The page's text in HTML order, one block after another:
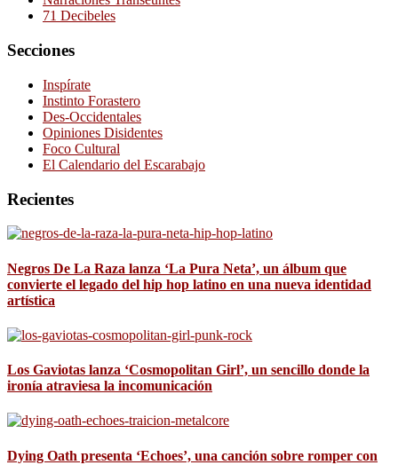
71 Decibeles
Secciones
Inspírate
Instinto Forastero
Des-Occidentales
Opiniones Disidentes
Foco Cultural
El Calendario del Escarabajo
Recientes
Negros De La Raza lanza ‘La Pura Neta’, un álbum que
convierte el legado del hip hop latino en una nueva identidad
artística
Los Gaviotas lanza ‘Cosmopolitan Girl’, un sencillo donde la
ironía atraviesa la incomunicación
Dying Oath presenta ‘Echoes’, una canción sobre romper con